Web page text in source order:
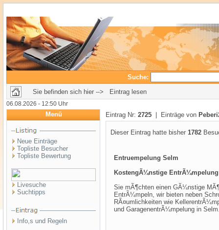
Suche:
Sie befinden sich hier --> Eintrag lesen
06.08.2026 - 12:50 Uhr
Menü
Neue Einträge
Topliste Besucher
Topliste Bewertung
Livesuche
Suchtipps
Info,s und Regeln
Eintrag Nr: 2725 | Einträge von
Dieser Eintrag hatte bisher 1782
Entruempelung Selm
KostengÃ¼nstige
Sie mÃ¶chten einen GÃ¼nstige
EntrÃ¼mpeln, wir bieten neben
RÃ¤umlichkeiten wie
und GaragenentrÃ¼mpelung in